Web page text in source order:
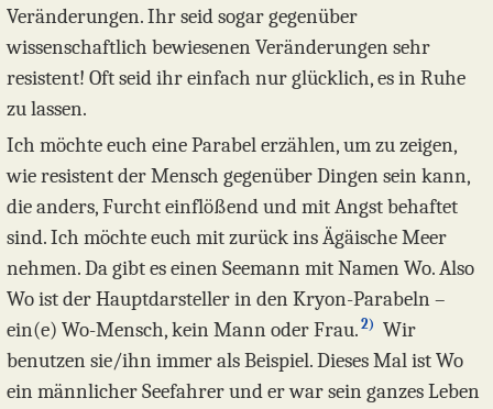
Veränderungen. Ihr seid sogar gegenüber
wissenschaftlich bewiesenen Veränderungen sehr
resistent! Oft seid ihr einfach nur glücklich, es in Ruhe
zu lassen.
Ich möchte euch eine Parabel erzählen, um zu zeigen,
wie resistent der Mensch gegenüber Dingen sein kann,
die anders, Furcht einflößend und mit Angst behaftet
sind. Ich möchte euch mit zurück ins Ägäische Meer
nehmen. Da gibt es einen Seemann mit Namen Wo. Also
Wo ist der Hauptdarsteller in den Kryon-Parabeln –
ein(e) Wo-Mensch, kein Mann oder Frau. 2) Wir
benutzen sie/ihn immer als Beispiel. Dieses Mal ist Wo
ein männlicher Seefahrer und er war sein ganzes Leben